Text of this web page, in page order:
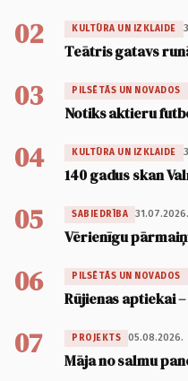
02 KULTŪRA UN IZKLAIDE
Teātris gatavs
03 PILSĒTĀS UN NOVADOS
Notiks aktieru
04 KULTŪRA UN IZKLAIDE
140 gadus skan
05 SABIEDRĪBA 31.07.2026.
Vērienīgu
06 PILSĒTĀS UN NOVADOS
Rūjienas aptiekai –
07 PROJEKTS 05.08.2026.
Māja no salmu